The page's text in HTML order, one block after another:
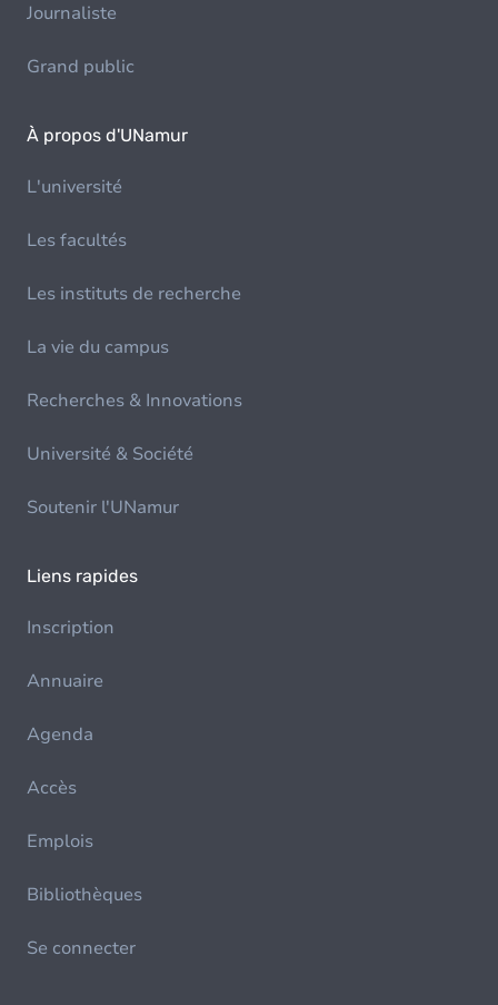
Journaliste
Grand public
À propos d'UNamur
L'université
Les facultés
Les instituts de recherche
La vie du campus
Recherches & Innovations
Université & Société
Soutenir l'UNamur
Liens rapides
Inscription
Annuaire
Agenda
Accès
Emplois
Bibliothèques
Se connecter